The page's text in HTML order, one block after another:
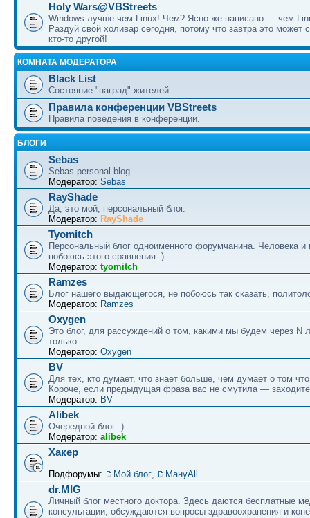
Holy Wars@VBStreets
Windows лучше чем Linux! Чем? Ясно же написано — чем
Раздуй свой холивар сегодня, потому что завтра это может
кто-то другой!
КОМНАТА МОДЕРАТОРА
Black List
Состояние "наград" жителей.
Правила конференции VBStreets
Правила поведения в конференции.
БЛОГИ
Sebas
Sebas personal blog.
Модератор: Sebas
RayShade
Да, это мой, персональный блог.
Модератор: RayShade
Tyomitch
Персональный блог одноименного форумчанина. Человека и
побоюсь этого сравнения :)
Модератор: tyomitch
Ramzes
Блог нашего выдающегося, не побоюсь так сказать,
Модератор: Ramzes
Oxygen
Это блог, для рассуждений о том, какими мы будем через N
только.
Модератор: Oxygen
BV
Для тех, кто думает, что знает больше, чем думает о том что
Короче, если предыдущая фраза вас не смутила —
Модератор: BV
Alibek
Очередной блог :)
Модератор: alibek
Хакер
Подфорумы: Мой блог, МануAll
dr.MIG
Личный блог местного доктора. Здесь даются бесплатные
консультации, обсуждаются вопросы здравоохранения и